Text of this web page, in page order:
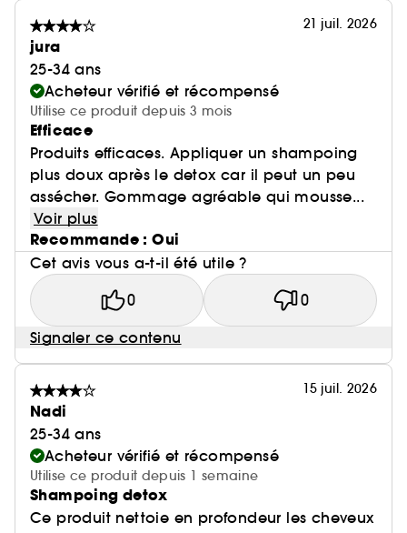
21 juil. 2026
jura
25-34 ans
Acheteur vérifié et récompensé
Utilise ce produit depuis 3 mois
Efficace
Produits efficaces. Appliquer un shampoing
plus doux après le detox car il peut un peu
assécher. Gommage agréable qui mousse...
Voir plus
Recommande : Oui
Cet avis vous a-t-il été utile ?
0 0
Signaler ce contenu
15 juil. 2026
Nadi
25-34 ans
Acheteur vérifié et récompensé
Utilise ce produit depuis 1 semaine
Shampoing detox
Ce produit nettoie en profondeur les cheveux